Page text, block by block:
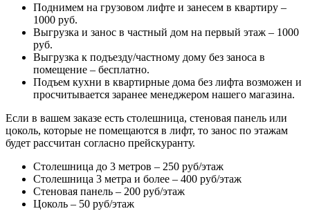
Поднимем на грузовом лифте и занесем в квартиру –
1000 руб.
Выгрузка и занос в частный дом на первый этаж – 1000
руб.
Выгрузка к подъезду/частному дому без заноса в
помещение – бесплатно.
Подъем кухни в квартирные дома без лифта возможен и
просчитывается заранее менеджером нашего магазина.
Если в вашем заказе есть столешница, стеновая панель или
цоколь, которые не помещаются в лифт, то занос по этажам
будет рассчитан согласно прейскуранту.
Столешница до 3 метров – 250 руб/этаж
Столешница 3 метра и более – 400 руб/этаж
Стеновая панель – 200 руб/этаж
Цоколь – 50 руб/этаж